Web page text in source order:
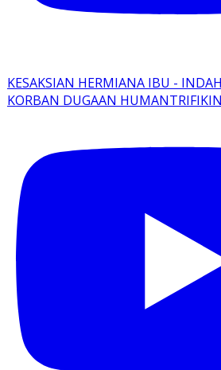
KESAKSIAN HERMIANA IBU -
KORBAN DUGAAN